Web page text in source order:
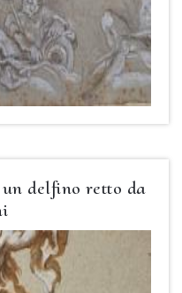
un delfino retto da